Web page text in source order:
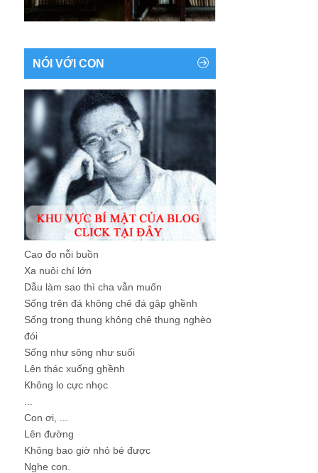
NÓI VỚI CON
Cao đo nỗi buồn
Xa nuôi chí lớn
Dẫu làm sao thì cha vẫn muốn
Sống trên đá không chê đá gập ghềnh
Sống trong thung không chê thung nghèo
đói
Sống như sông như suối
Lên thác xuống ghềnh
Không lo cực nhọc
Con ơi, ...
Lên đường
Không bao giờ nhỏ bé được
Nghe con.